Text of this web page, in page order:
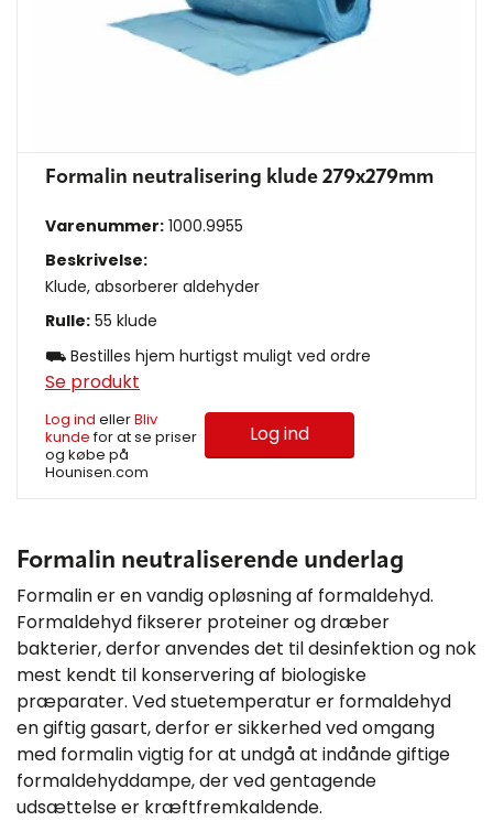
Formalin neutralisering klude 279x279mm
Varenummer: 1000.9955
Beskrivelse:
Klude, absorberer aldehyder
Rulle: 55 klude
⛟ Bestilles hjem hurtigst muligt ved ordre
Se produkt
Log ind ellerBliv
kundefor at se priser
og købe på
Hounisen.com
Log ind
Formalin neutraliserende underlag
Formalin er en vandig opløsning af formaldehyd.
Formaldehyd fikserer proteiner og dræber
bakterier, derfor anvendes det til desinfektion og nok
mest kendt til konservering af biologiske
præparater. Ved stuetemperatur er formaldehyd
en giftig gasart, derfor er sikkerhed ved omgang
med formalin vigtig for at undgå at indånde giftige
formaldehyddampe, der ved gentagende
udsættelse er kræftfremkaldende.